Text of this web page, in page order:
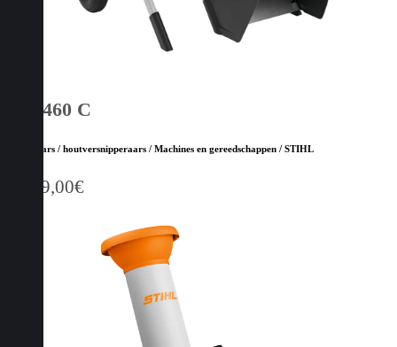
GH 460 C
Hakselaars / houtversnipperaars / Machines en gereedschappen / STIHL
2.599,00€